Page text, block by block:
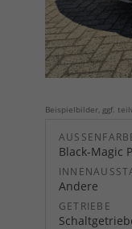
Beispielbilder, ggf.
AUSSENFARBE
Black-Magic
Andere
GETRIEBE